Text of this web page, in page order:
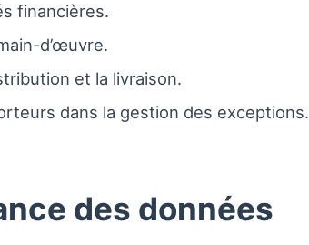
financières.
d’œuvre.
et la livraison.
dans la gestion des exceptions.
des données